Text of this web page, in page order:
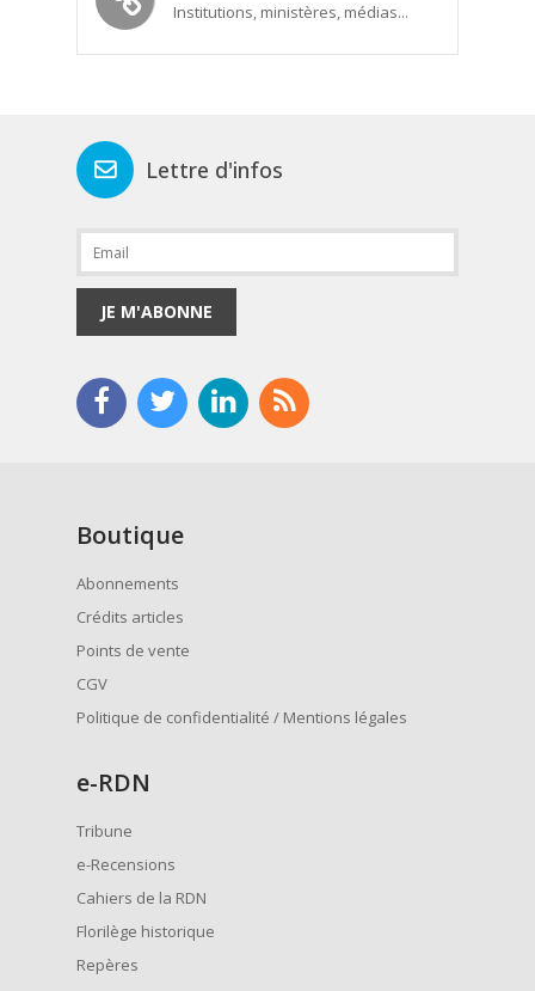
Institutions, ministères, médias...
Lettre d'infos
JE M'ABONNE
Boutique
Abonnements
Crédits articles
Points de vente
CGV
Politique de confidentialité / Mentions légales
e-RDN
Tribune
e-Recensions
Cahiers de la RDN
Florilège historique
Repères